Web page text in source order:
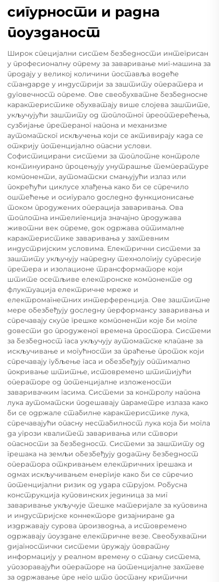
сигурности и радна
поузданост
Широк специјални систем безбедности интегрисан
у професионалну опрему за заваривање миг-машина за
продају у великој количини поставља водеће
стандарде у индустрији за заштиту оператера и
дуговечност опреме. Ове свеобухватне безбедносне
карактеристике обухватају више слојева заштите,
укључујући заштиту од топлотног преоптерећења,
сузбијање претераног напона и механизме
аутоматског искључења који се активирају када се
открију потенцијално опасни услови.
Софистицирани системи за топлотне контроле
континуирано процењују унутрашње температуре
компоненти, аутоматски смањујући излаз или
покрећући циклусе хлађења како би се спречило
оштећење и осигурало доследно функционисање
током продужених операција заваривања. Ова
топлотна интелигенција значајно продужава
животни век опреме, док одржава оптималне
карактеристике заваривања у захтевним
индустријским условима. Електрични системи за
заштиту укључују напредну технологију супресије
претера и изолационе трансформаторе који
штите осетљиве електронске компоненте од
флуктуација електричне мреже и
електромагнетних интерференција. Ове заштитне
мере обезбеђују доследну перформансу заваривања и
спречавају скупе грешке компоненти које би могле
довести до продуженог времена простора. Системи
за безбедност гаса укључују аутоматске клапане за
искључивање и могућности за праћење проток који
спречавају губљење гаса и обезбеђују оптимално
покривање штитње, истовремено штитијући
операторе од потенцијалне изложености
заваривачким гасима. Системи за контролу напона
лука аутоматски подешавају параметре излаза како
би се одржале стабилне карактеристике лука,
спречавајући опасну нестабилност лука која би могла
да угрози квалитет заваривања или створи
опасности за безбедност. Системи за заштиту од
грешака на земљи обезбеђују додатну безбедност
оператора откривањем електричних грешака и
одмах искључивањем енергије како би се спречио
потенцијални ризик од удара струјом. Робусна
конструкција куповинских јединица за миг
заваривање укључује тешке материјале за куповина
и индустријске коннекторе дизајниране да
издржавају сурова производња, а истовремено
одржавају поуздане електричне везе. Свеобухватни
дијагностички системи пружају повратну
информацију у реалном времену о стању система,
упозоравајући операторе на потенцијалне захтеве
за одржавање пре него што постану критични